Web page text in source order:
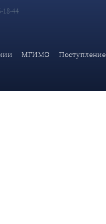
18-44
МГИМО Поступление